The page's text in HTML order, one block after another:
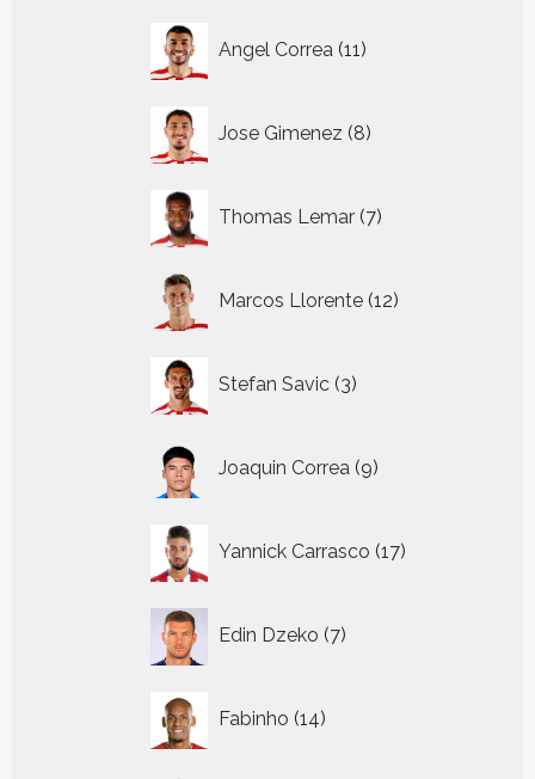
Angel Correa 11
producten
Jose Gimenez 8
producten
Thomas Lemar 7
producten
Marcos Llorente 12
producten
Stefan Savic 3
producten
Joaquin Correa 9
producten
Yannick Carrasco 17
producten
Edin Dzeko 7
producten
Fabinho 14
producten